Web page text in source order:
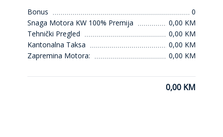
Bonus
0
Snaga Motora KW 100% Premija
0,00 KM
Tehnički Pregled
0,00 KM
Kantonalna Taksa
0,00 KM
Zapremina Motora:
0,00 KM
0,00 KM